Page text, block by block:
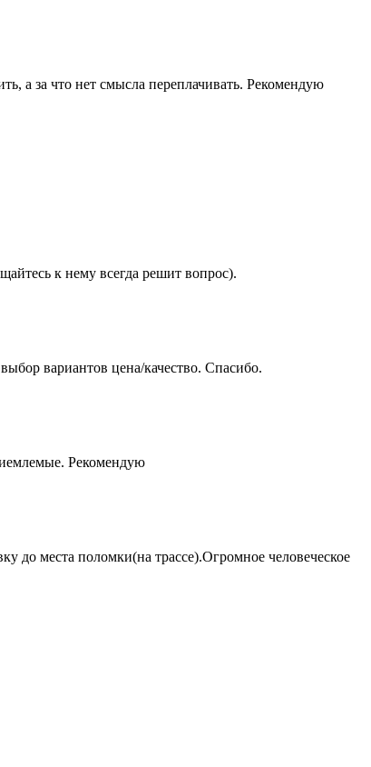
а за что нет смысла переплачивать. Рекомендую
к нему всегда решит вопрос).
вариантов цена/качество. Спасибо.
Рекомендую
до места поломки(на трассе).Огромное человеческое